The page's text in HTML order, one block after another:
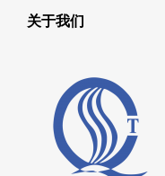
关于我们